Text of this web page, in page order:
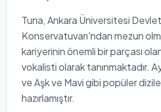
Tuna, Ankara Üniversitesi Devlet
Konservatuvarı'ndan mezun
kariyerinin önemli bir parçası
vokalisti olarak tanınmaktadır.
ve Aşk ve Mavi gibi popüler
hazırlamıştır.